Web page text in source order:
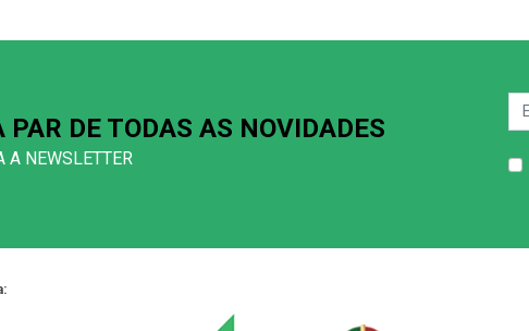
PAR DE TODAS AS NOVIDADES
A NEWSLETTER